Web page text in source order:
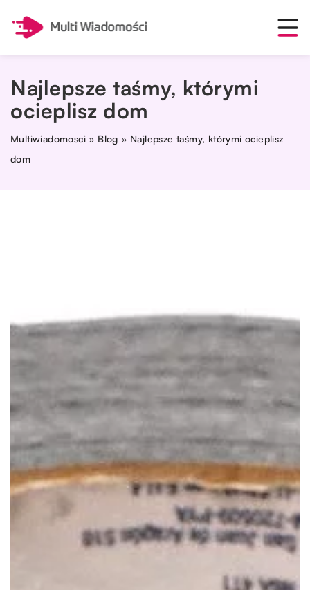
Najlepsze taśmy, którymi
ocieplisz dom
Multiwiadomosci » Blog » Najlepsze taśmy, którymi ocieplisz
dom